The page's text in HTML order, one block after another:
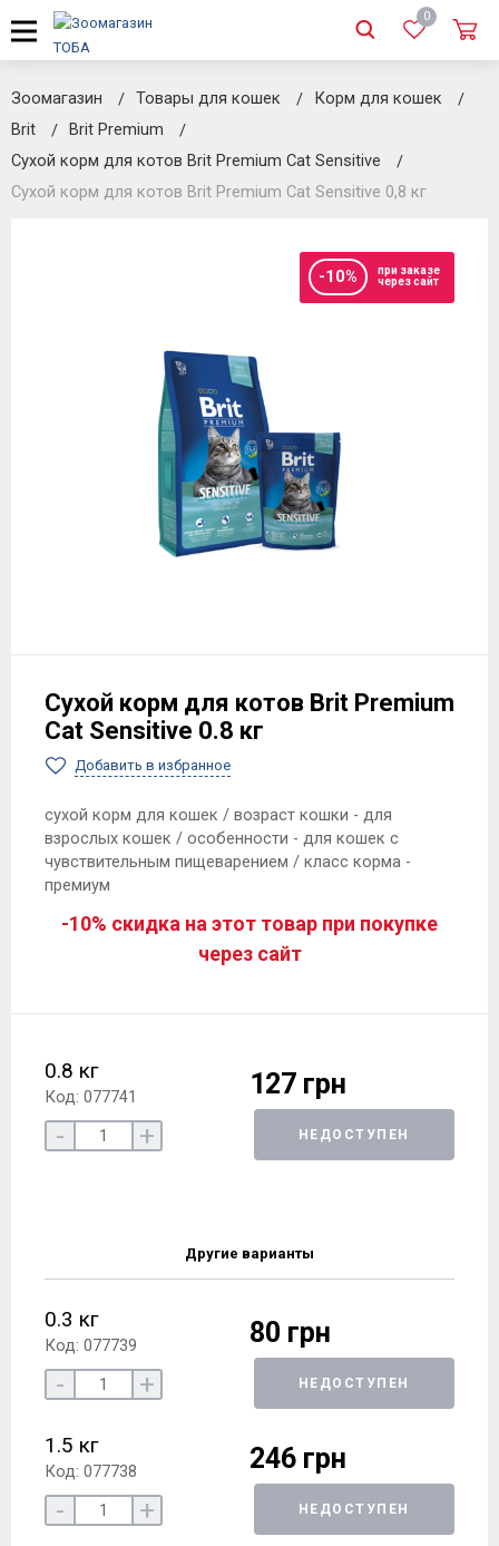
0
Зоомагазин Товары для кошек
Корм для кошек
Brit
Brit Premium
Сухой корм для котов Brit Premium Cat Sensitive
Сухой корм для котов Brit Premium Cat Sensitive 0,8 кг
-10%
при заказе
через сайт
Сухой корм для котов Brit Premium
Cat Sensitive 0.8 кг
Добавить в избранное
сухой корм для кошек / возраст кошки - для
взрослых кошек / особенности - для кошек с
чувствительным пищеварением / класс корма -
премиум
-10% скидка на этот товар при покупке
через сайт
0.8 кг
Код: 077741 127 грн
- + НЕДОСТУПЕН
Другие варианты
0.3 кг
Код: 077739 80 грн
- + НЕДОСТУПЕН
1.5 кг
Код: 077738 246 грн
- + НЕДОСТУПЕН